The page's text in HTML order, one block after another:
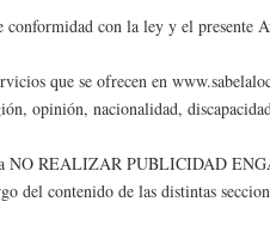
con la ley y el presente
que se ofrecen en
opinión, nacionalidad,
NO REALIZAR PUBLICIDAD
del contenido de las distintas